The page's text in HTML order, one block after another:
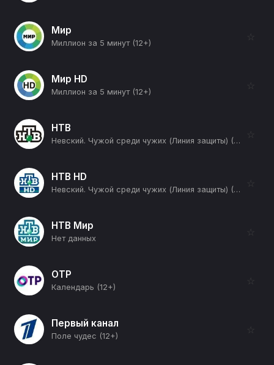
Мир
Миллион за 5 минут (12+)
☆
Мир HD
Миллион за 5 минут (12+)
☆
НТВ
Невский. Чужой среди чужих (Линия защиты) (12+)
☆
НТВ HD
Невский. Чужой среди чужих (Линия защиты) (12+)
☆
НТВ Мир
Нет данных
☆
ОТР
Календарь (12+)
☆
Первый канал
Поле чудес (12+)
☆